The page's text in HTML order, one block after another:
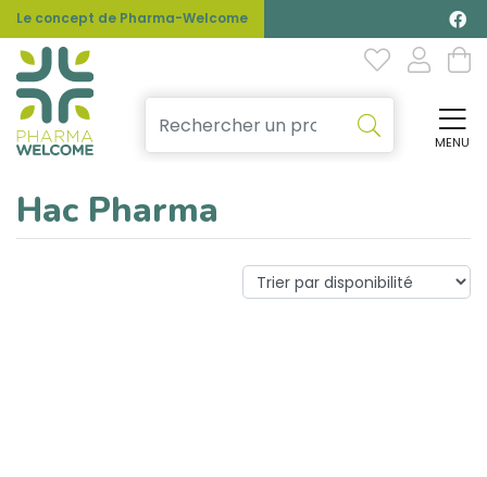
Le concept de Pharma-Welcome
MENU
Hac Pharma